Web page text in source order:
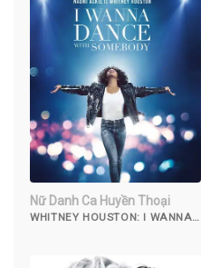
Nữ Danh Ca Huyền Thoại
WHITNEY HOUSTON: I WANNA